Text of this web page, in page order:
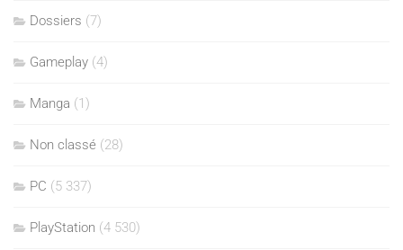
Dossiers (7)
Gameplay (4)
Manga (1)
Non classé (28)
PC (5 337)
PlayStation (4 530)